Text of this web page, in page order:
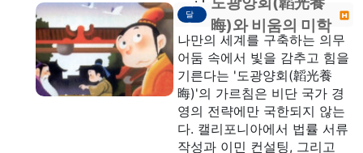
달
음
晦)와 비움의 미학
나만의 세계를 구축하는 의무
어둠 속에서 빛을 감추고 힘을
기른다는 '도광양회(韜光養
晦)'의 가르침은 비단 국가 경
영의 전략에만 국한되지 않는
다. 캘리포니아에서 법률 서류
작성과 이민 컨설팅, 그리고